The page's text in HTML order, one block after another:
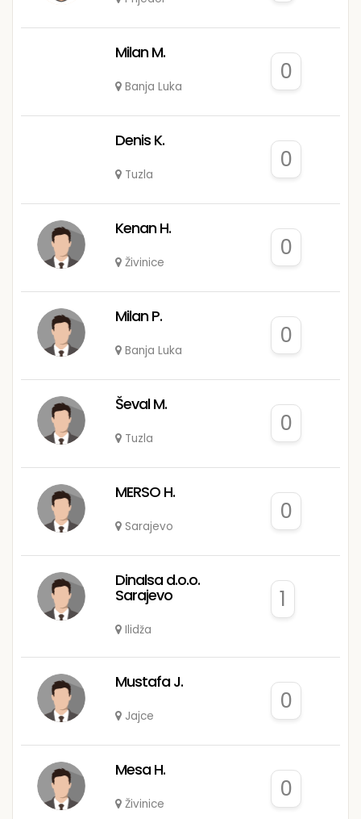
Milan M.
Banja Luka
0
Denis K.
Tuzla
0
Kenan H.
Živinice
0
Milan P.
Banja Luka
0
Ševal M.
Tuzla
0
MERSO H.
Sarajevo
0
Dinalsa d.o.o.
Sarajevo
Ilidža
1
Mustafa J.
Jajce
0
Mesa H.
Živinice
0